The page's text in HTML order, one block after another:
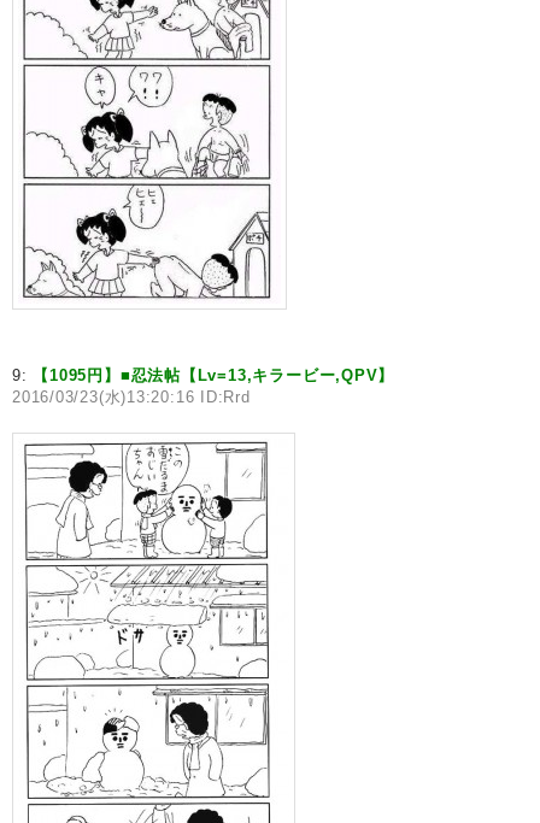
9:
【1095円】■忍法帖【Lv=13,キラービー,QPV】
2016/03/23(水)13:20:16 ID:Rrd